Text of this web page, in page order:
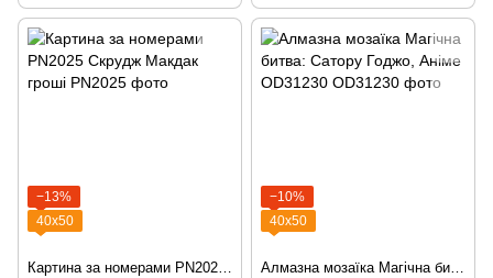
−13%
40х50
Картина за номерами PN2025 Скрудж Макдак гроші
−10%
40х50
Алмазна мозаїка Магічна битва: Сатору Годжо, Аніме OD31230